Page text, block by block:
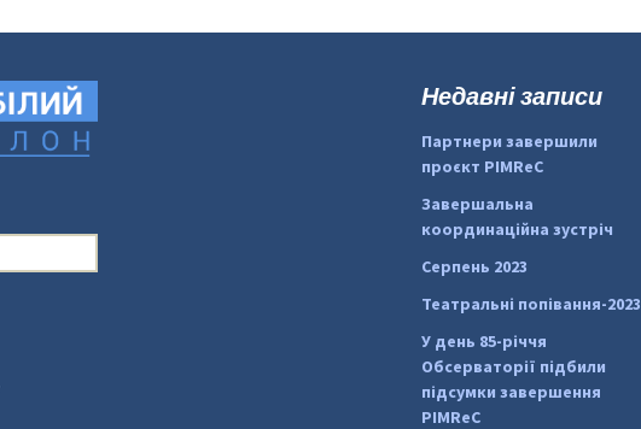
Недавні записи
Партнери завершили
проєкт PIMReC
Завершальна
координаційна зустріч
Серпень 2023
Театральні попівання-2023
У день 85-річчя
Обсерваторії підбили
підсумки завершення
PIMReC